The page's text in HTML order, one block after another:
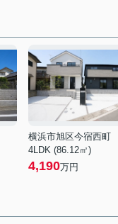
横浜市旭区今宿西町
4LDK (86.12㎡)
4,190万円